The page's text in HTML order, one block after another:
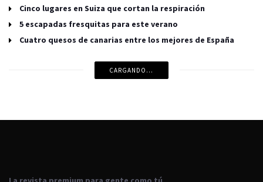
Cinco lugares en Suiza que cortan la respiración
5 escapadas fresquitas para este verano
Cuatro quesos de canarias entre los mejores de España
CARGANDO...